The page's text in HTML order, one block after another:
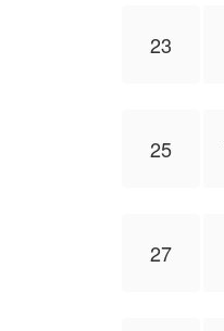
23
25
27